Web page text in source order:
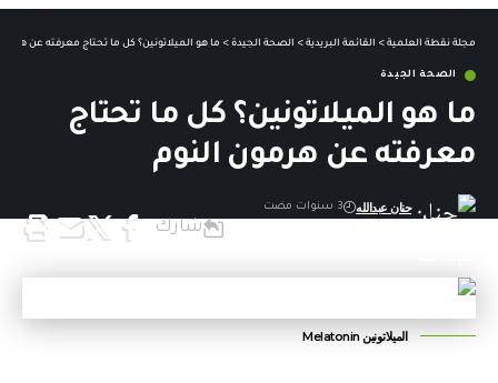
مجلة نقطة العلمية > القائمة البريدية > الصحة الجيدة > ما هو الميلاتونين؟ كل ما تحتاج معرفته عن
الصحة الجيدة
ما هو الميلاتونين؟ كل ما تحتاج
معرفته عن هرمون النوم
حنان عبدالله 3 سنوات مضت
شارك
الميلاتونين Melatonin